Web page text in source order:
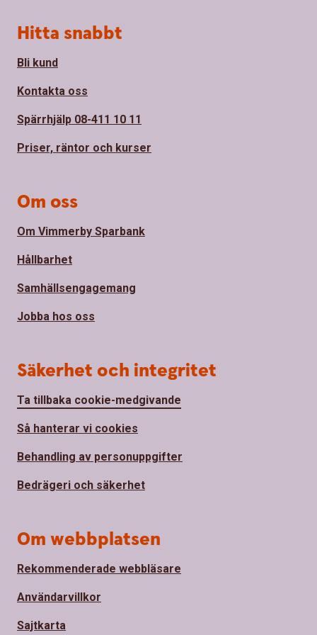
Sidfot
Hitta snabbt
Bli kund
Kontakta oss
Spärrhjälp 08-411 10 11
Priser, räntor och kurser
Om oss
Om Vimmerby Sparbank
Hållbarhet
Samhällsengagemang
Jobba hos oss
Säkerhet och integritet
Ta tillbaka cookie-medgivande
Så hanterar vi cookies
Behandling av personuppgifter
Bedrägeri och säkerhet
Om webbplatsen
Rekommenderade webbläsare
Användarvillkor
Sajtkarta